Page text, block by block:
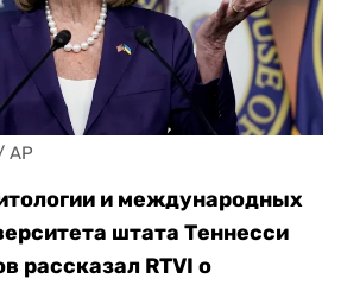
AP
и международных
штата Теннесси
рассказал RTVI о